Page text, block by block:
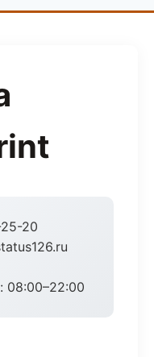
20
08:00–22:00